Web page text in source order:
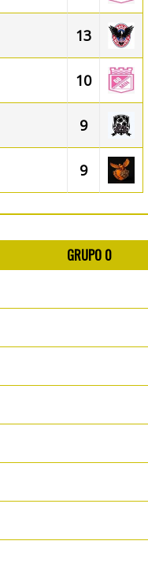
13
10
9
9
GRUPO 0